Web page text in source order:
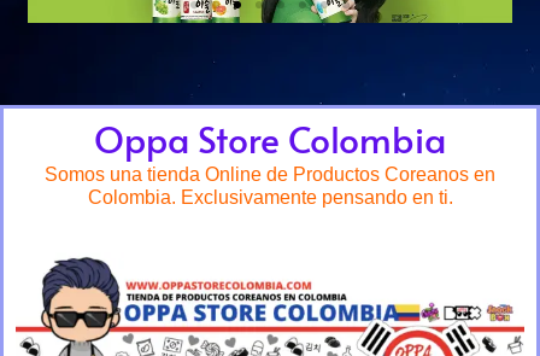
Oppa Store Colombia
Somos una tienda Online de Productos Coreanos en
Colombia. Exclusivamente pensando en ti.